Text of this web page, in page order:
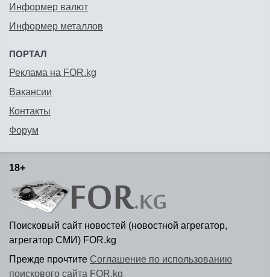
Информер валют
Информер металлов
ПОРТАЛ
Реклама на FOR.kg
Вакансии
Контакты
Форум
18+
Поисковый сайт новостей (новостной агрегатор,
агрегатор СМИ) FOR.kg
Прежде прочтите Соглашение по использованию
поискового сайта FOR.kg